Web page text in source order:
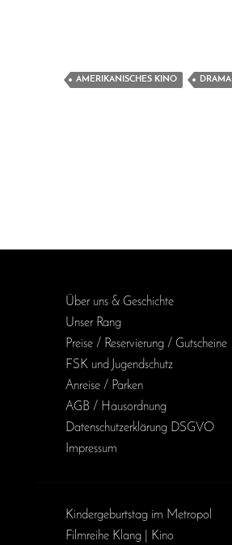
AMERIKANISCHES KINO DRAMA
Über uns & Geschichte
Unser Rang
Preise / Reservierung / Gutscheine
FSK und Jugendschutz
Anreise / Parken
AGB / Haus­ordnung
Daten­schutz­erklärung DSGVO
Impressum
Kinder­geburts­tag im Metropol
Filmreihe Klang | Kino